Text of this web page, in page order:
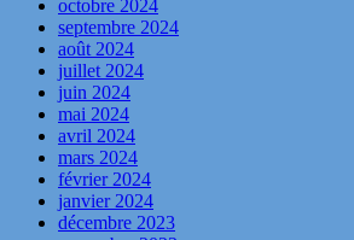
octobre 2024
septembre 2024
août 2024
juillet 2024
juin 2024
mai 2024
avril 2024
mars 2024
février 2024
janvier 2024
décembre 2023